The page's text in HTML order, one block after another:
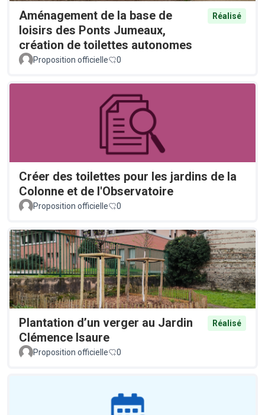
Aménagement de la base de
loisirs des Ponts Jumeaux,
création de toilettes autonomes
Réalisé
Proposition officielle 0
Créer des toilettes pour les jardins de la
Colonne et de l'Observatoire
Proposition officielle 0
Plantation d’un verger au Jardin
Clémence Isaure
Réalisé
Proposition officielle 0